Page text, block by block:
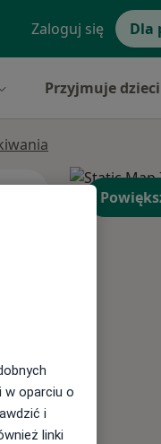
Zaloguj się Dla
Przyjmuje dzieci
Śr,
w oparciu o
i
linki